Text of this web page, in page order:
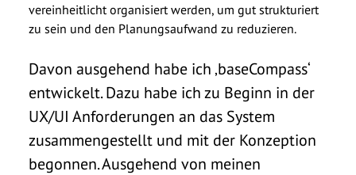
vereinheitlicht organisiert werden, um gut strukturiert
zu sein und den Planungsaufwand zu reduzieren.
Davon ausgehend habe ich ‚baseCompass‘
entwickelt. Dazu habe ich zu Beginn in der
UX/UI Anforderungen an das System
zusammengestellt und mit der Konzeption
begonnen. Ausgehend von meinen